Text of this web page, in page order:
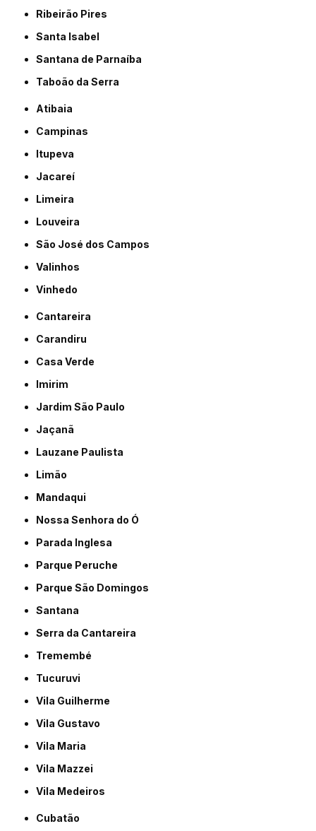
Ribeirão Pires
Santa Isabel
Santana de Parnaíba
Taboão da Serra
Atibaia
Campinas
Itupeva
Jacareí
Limeira
Louveira
São José dos Campos
Valinhos
Vinhedo
Cantareira
Carandiru
Casa Verde
Imirim
Jardim São Paulo
Jaçanã
Lauzane Paulista
Limão
Mandaqui
Nossa Senhora do Ó
Parada Inglesa
Parque Peruche
Parque São Domingos
Santana
Serra da Cantareira
Tremembé
Tucuruvi
Vila Guilherme
Vila Gustavo
Vila Maria
Vila Mazzei
Vila Medeiros
Cubatão